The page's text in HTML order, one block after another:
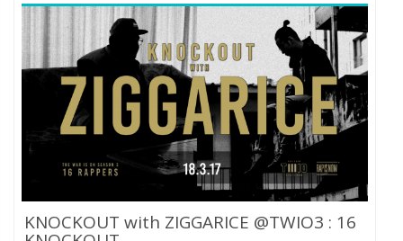
KNOCKOUT with ZIGGARICE @TWIO3 : 16